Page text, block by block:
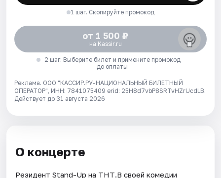
1 шаг. Скопируйте промокод
от 1 500 ₽
на Kassir.ru
2 шаг. Выберите билет и примените промокод
до оплаты
Реклама. ООО "КАССИР.РУ-НАЦИОНАЛЬНЫЙ БИЛЕТНЫЙ
ОПЕРАТОР", ИНН: 7841075409 erid: 25H8d7vbP8SRTvHZrUcdLB.
Действует до 31 августа 2026
О концерте
Резидент Stand-Up на ТНТ.В своей комедии